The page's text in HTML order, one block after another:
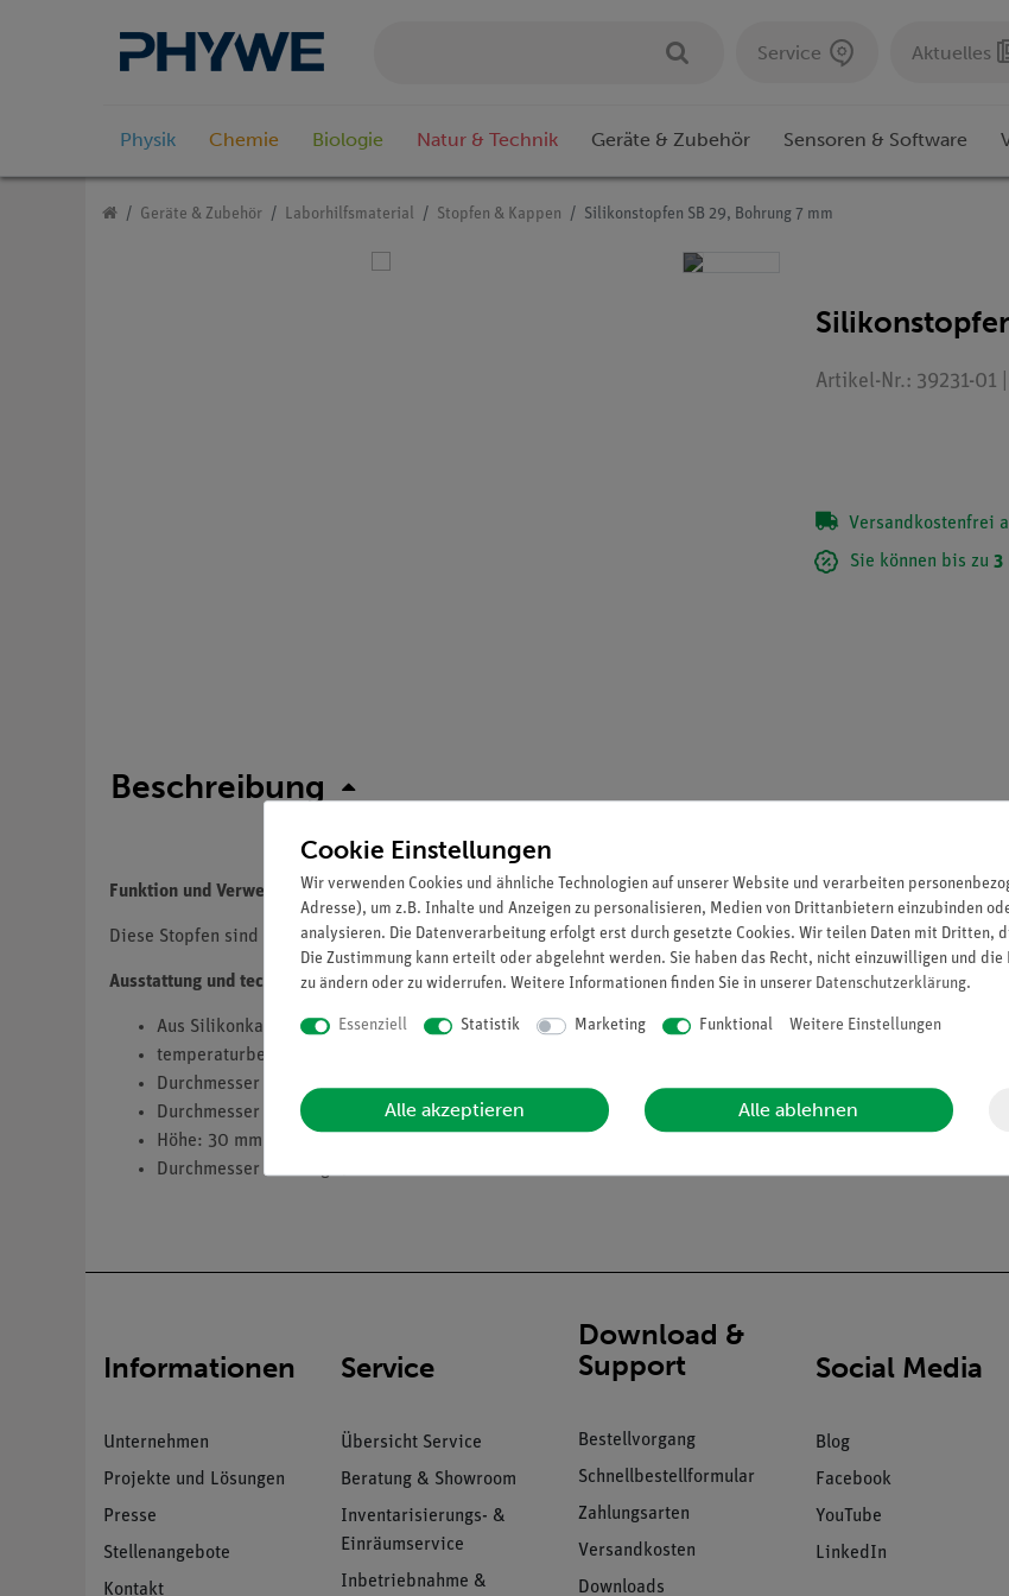
Service Aktuelles
Physik Chemie Biologie Natur & Technik Geräte & Zubehör Sensoren & Software
Geräte & Zubehör Laborhilfsmaterial Stopfen & Kappen Silikonstopfen SB 29, Bohrung 7 mm
Artikel-Nr.: 39231-01
Versandkostenfrei
Sie können bis zu 3
Beschreibung
Funktion und Verwendung
Diese Stopfen sind wiederholt sterilisierfähig, toxisch einwandfrei sowie fortwährend physiologisch
Ausstattung und technische Daten
Aus Silikonkautschuk, bernsteinfarben
temperaturbeständig: -70 °C...+ 250 °C
Durchmesser unten: 26 mm
Durchmesser oben: 32 mm
Höhe: 30 mm
Durchmesser Bohrung: 7 mm
Informationen
Unternehmen
Projekte und Lösungen
Presse
Stellenangebote
Kontakt
Service
Übersicht Service
Beratung & Showroom
Inventarisierungs- &
Einräumservice
Inbetriebnahme &
Download &
Support
Bestellvorgang
Schnellbestellformular
Zahlungsarten
Versandkosten
Downloads
Social Media
Blog
Facebook
YouTube
LinkedIn
Cookie Einstellungen
Wir verwenden Cookies und ähnliche Technologien auf unserer Website und verarbeiten
Adresse), um z.B. Inhalte und Anzeigen zu personalisieren, Medien von Drittanbietern einzubinden
analysieren. Die Datenverarbeitung erfolgt erst durch gesetzte Cookies. Wir teilen Daten mit Dritten,
Die Zustimmung kann erteilt oder abgelehnt werden. Sie haben das Recht, nicht einzuwilligen und
zu ändern oder zu widerrufen. Weitere Informationen finden Sie in unserer Daten­schutz­erklärung.
Essenziell Statistik Marketing Funktional Weitere Einstellungen
Alle akzeptieren Alle ablehnen